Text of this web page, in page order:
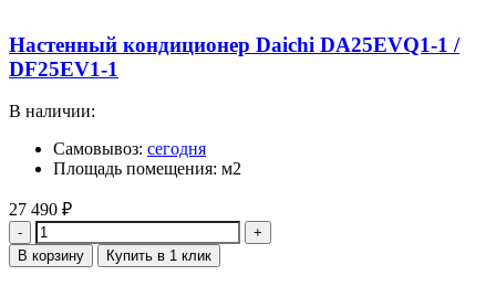
Настенный кондиционер Daichi DA25EVQ1-1 /
DF25EV1-1
В наличии:
Самовывоз: сегодня
Площадь помещения: м2
27 490 ₽
Количество
В корзину Купить в 1 клик